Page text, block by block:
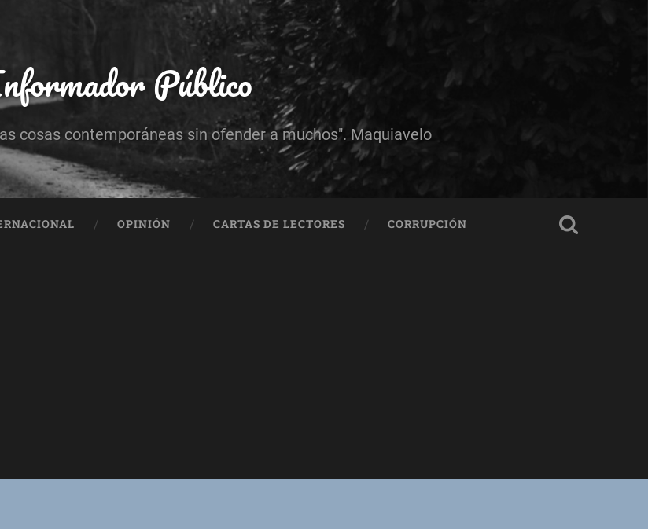
Público
cosas contemporáneas sin ofender a muchos". Maquiavelo
OPINIÓN CARTAS DE LECTORES CORRUPCIÓN